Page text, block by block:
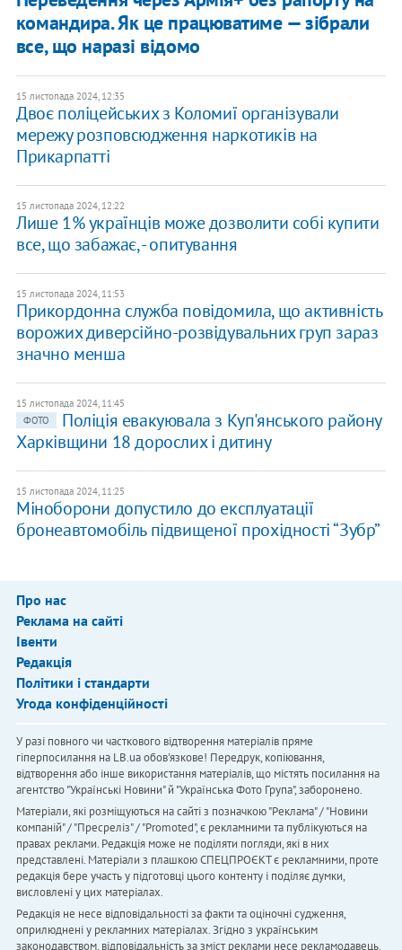
командира. Як це працюватиме — зібрали
все, що наразі відомо
15 листопада 2024, 12:35
​Двоє поліцейських з Коломиї організували
мережу розповсюдження наркотиків на
Прикарпатті
15 листопада 2024, 12:22
Лише 1% українців може дозволити собі купити
все, що забажає, - опитування
15 листопада 2024, 11:53
Прикордонна служба повідомила, що активність
ворожих диверсійно-розвідувальних груп зараз
значно менша
15 листопада 2024, 11:45
ФОТО
Поліція евакуювала з Куп'янського району
Харківщини 18 дорослих і дитину
15 листопада 2024, 11:25
Міноборони допустило до експлуатації
бронеавтомобіль підвищеної прохідності “Зубр”
Про нас
Реклама на сайті
Івенти
Редакція
Політики і стандарти
Угода конфіденційності
У разі повного чи часткового відтворення матеріалів пряме
гіперпосилання на LB.ua обов'язкове! Передрук, копіювання,
відтворення або інше використання матеріалів, що містять посилання на
агентство "Українськi Новини" й "Українська Фото Група", заборонено.
Матеріали, які розміщуються на сайті з позначкою "Реклама" / "Новини
компаній" / "Пресреліз" / "Promoted", є рекламними та публікуються на
правах реклами. Редакція може не поділяти погляди, які в них
представлені. Матеріали з плашкою СПЕЦПРОЄКТ є рекламними, проте
редакція бере участь у підготовці цього контенту і поділяє думки,
висловлені у цих матеріалах.
Редакція не несе відповідальності за факти та оціночні судження,
оприлюднені у рекламних матеріалах. Згідно з українським
законодавством, відповідальність за зміст реклами несе рекламодавець.